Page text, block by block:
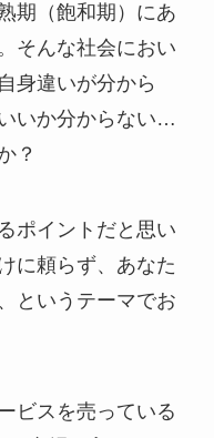
期（飽和期）にあ
そんな社会におい
身違いが分から
いか分からない…
？
ポイントだと思い
に頼らず、あなた
というテーマでお
ビスを売っている